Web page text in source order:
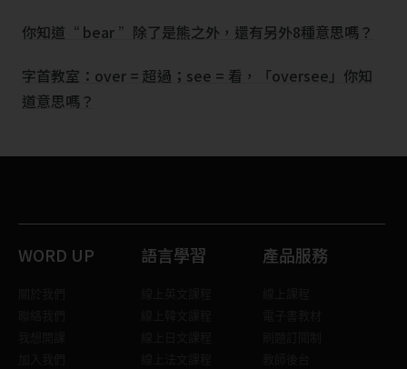
你知道“ bear ”除了是熊之外，還有另外8種意思嗎？
字首教室：over = 超過；see = 看，「oversee」你知
道意思嗎？
WORD UP 語言學習 產品服務